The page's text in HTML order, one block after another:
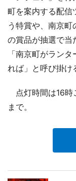
町を案内する配信
う特賞や、南京
の賞品が抽選で当
「南京町がラン
れば」と呼び掛け
点灯時間は16時
まで。